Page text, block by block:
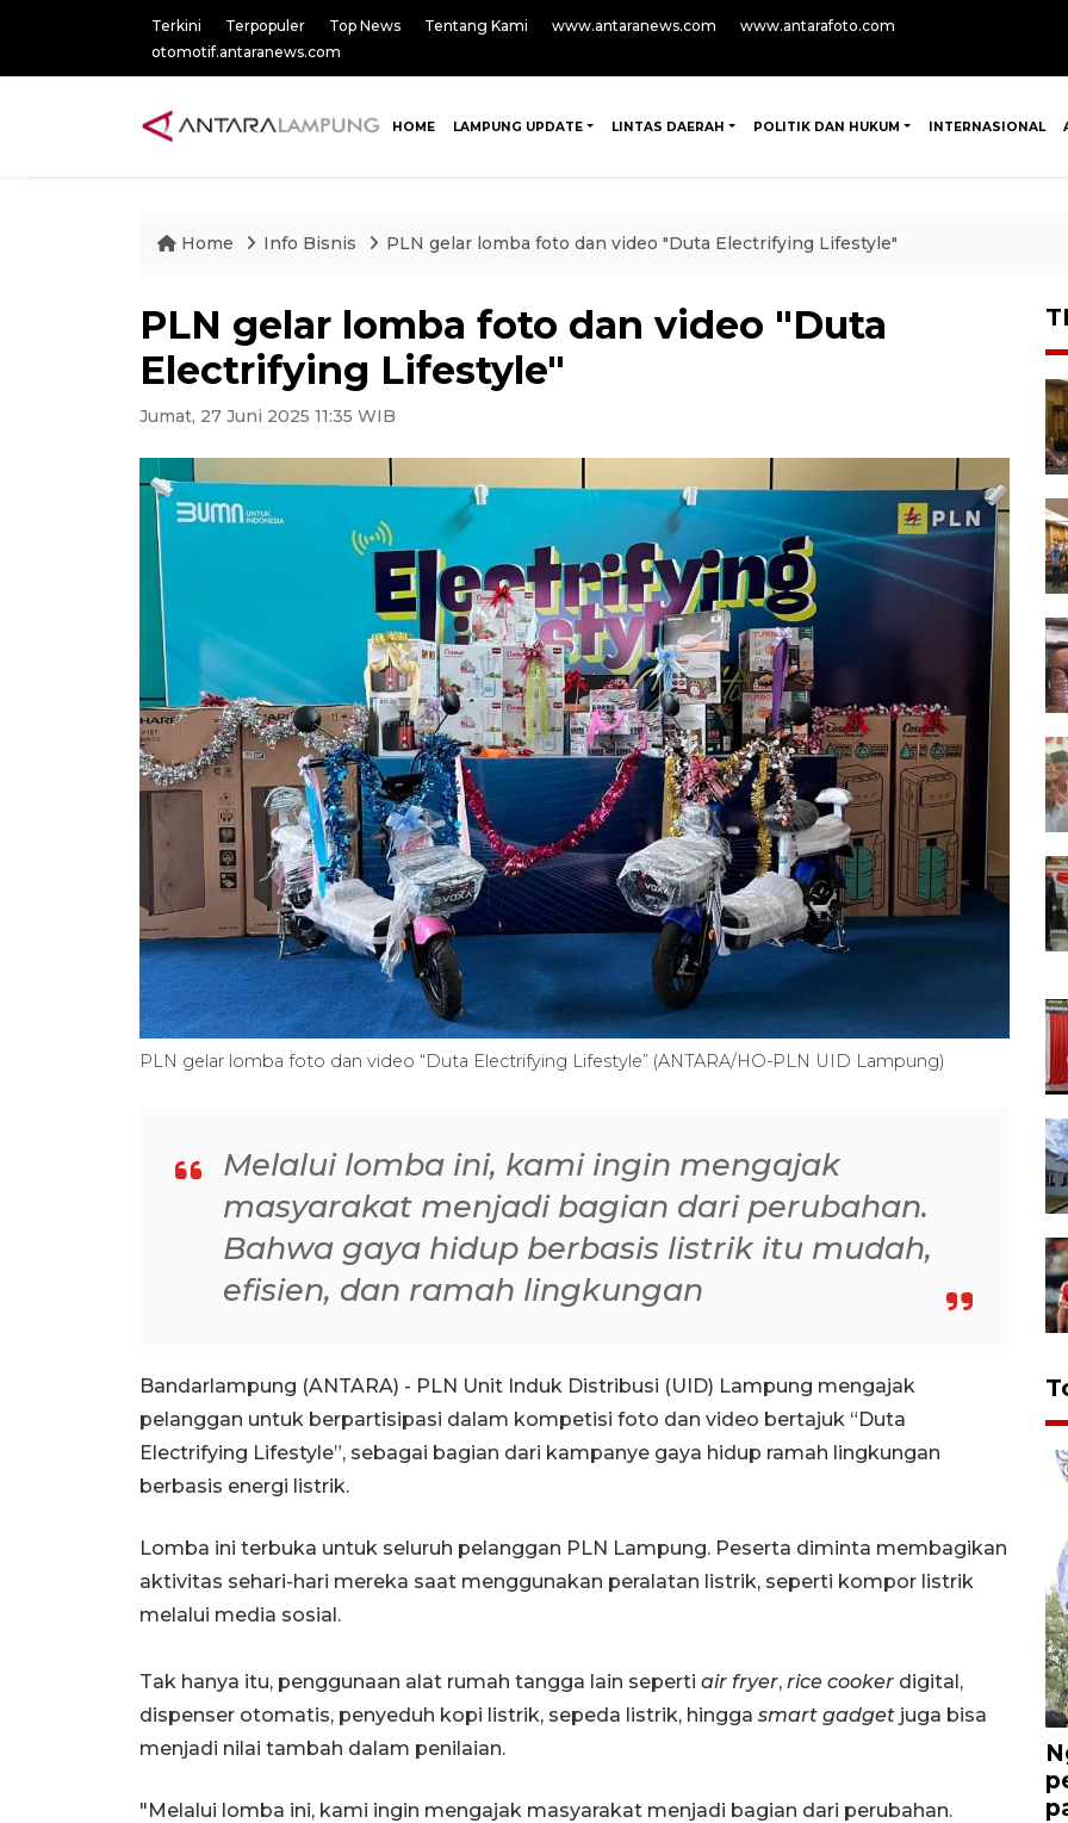
Terkini Terpopuler Top News Tentang Kami www.antaranews.com
www.antarafoto.com
otomotif.antaranews.com
HOME LAMPUNG UPDATE LINTAS DAERAH POLITIK DAN HUKUM INTERNASIONAL
Home Info Bisnis PLN gelar lomba foto dan video "Duta Electrifying Lifestyle"
PLN gelar lomba foto dan video "Duta
Electrifying Lifestyle"
Jumat, 27 Juni 2025 11:35 WIB
PLN gelar lomba foto dan video “Duta Electrifying Lifestyle” (ANTARA/HO-PLN UID Lampung)
Melalui lomba ini, kami ingin mengajak
masyarakat menjadi bagian dari perubahan.
Bahwa gaya hidup berbasis listrik itu mudah,
efisien, dan ramah lingkungan
Bandarlampung (ANTARA) - PLN Unit Induk Distribusi (UID) Lampung mengajak
pelanggan untuk berpartisipasi dalam kompetisi foto dan video bertajuk “Duta
Electrifying Lifestyle”, sebagai bagian dari kampanye gaya hidup ramah lingkungan
berbasis energi listrik.
Lomba ini terbuka untuk seluruh pelanggan PLN Lampung. Peserta diminta membagikan
aktivitas sehari-hari mereka saat menggunakan peralatan listrik, seperti kompor listrik
melalui media sosial.
Tak hanya itu, penggunaan alat rumah tangga lain seperti air fryer, rice cooker digital,
dispenser otomatis, penyeduh kopi listrik, sepeda listrik, hingga smart gadget juga bisa
menjadi nilai tambah dalam penilaian.
"Melalui lomba ini, kami ingin mengajak masyarakat menjadi bagian dari perubahan.